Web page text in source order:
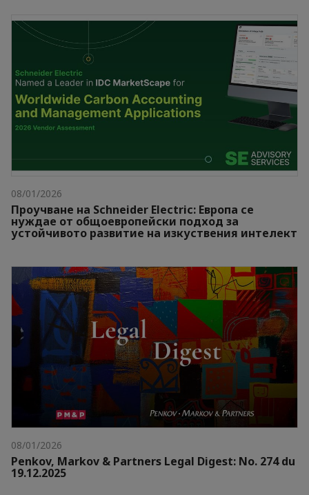
08/01/2026
Проучване на Schneider Electric: Европа се
нуждае от общоевропейски подход за
устойчивото развитие на изкуствения интелект
08/01/2026
Penkov, Markov & Partners Legal Digest: No. 274 du
19.12.2025